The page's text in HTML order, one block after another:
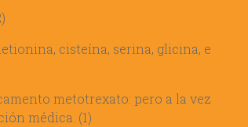
cisteína, serina, glicina, e
metotrexato: pero a la vez
médica. (1)